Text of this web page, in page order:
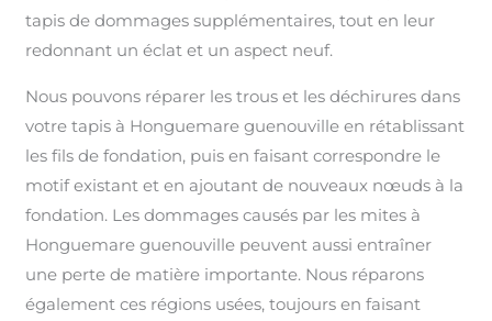
tapis de dommages supplémentaires, tout en leur
redonnant un éclat et un aspect neuf.
Nous pouvons réparer les trous et les déchirures dans
votre tapis à Honguemare guenouville en rétablissant
les fils de fondation, puis en faisant correspondre le
motif existant et en ajoutant de nouveaux nœuds à la
fondation. Les dommages causés par les mites à
Honguemare guenouville peuvent aussi entraîner
une perte de matière importante. Nous réparons
également ces régions usées, toujours en faisant